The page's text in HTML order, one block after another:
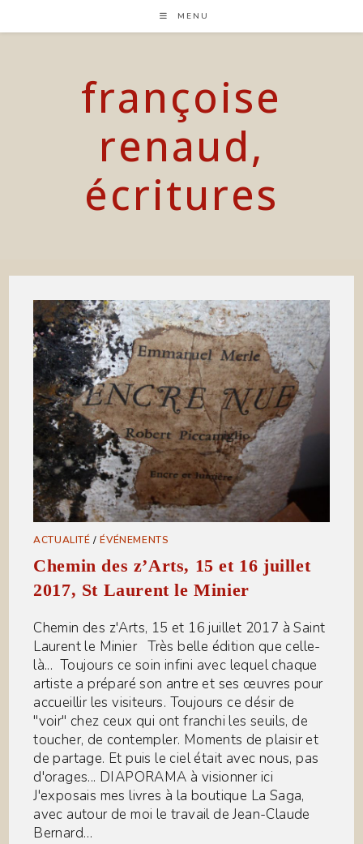
content
MENU
françoise
renaud,
écritures
ACTUALITÉ /ÉVÉNEMENTS
Chemin des z’Arts, 15 et 16 juillet
2017, St Laurent le Minier
Chemin des z'Arts, 15 et 16 juillet 2017 à Saint
Laurent le Minier Très belle édition que celle-
là... Toujours ce soin infini avec lequel chaque
artiste a préparé son antre et ses œuvres pour
accueillir les visiteurs. Toujours ce désir de
"voir" chez ceux qui ont franchi les seuils, de
toucher, de contempler. Moments de plaisir et
de partage. Et puis le ciel était avec nous, pas
d'orages... DIAPORAMA à visionner ici
J'exposais mes livres à la boutique La Saga,
avec autour de moi le travail de Jean-Claude
Bernard…